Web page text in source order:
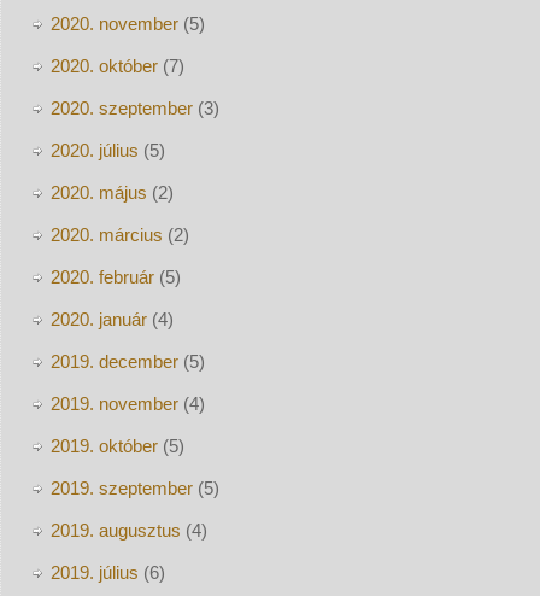
2020. november(5)
2020. október(7)
2020. szeptember(3)
2020. július (5)
2020. május (2)
2020. március (2)
2020. február(5)
2020. január(4)
2019. december(5)
2019. november(4)
2019. október(5)
2019. szeptember(5)
2019. augusztus (4)
2019. július (6)